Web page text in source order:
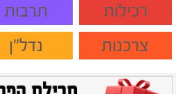
רכילות
תרבות
צרכנות
נדל"ן